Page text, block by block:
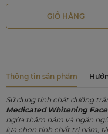
GIỎ HÀNG
Thông tin sản phẩm
Sử dụng tinh chất dưỡng
Medicated Whitening Face
ngừa thâm nám và ngăn
lựa chọn tinh chất trị nám,